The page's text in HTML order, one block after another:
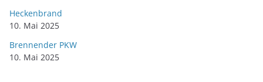
Heckenbrand
10. Mai 2025
Brennender PKW
10. Mai 2025